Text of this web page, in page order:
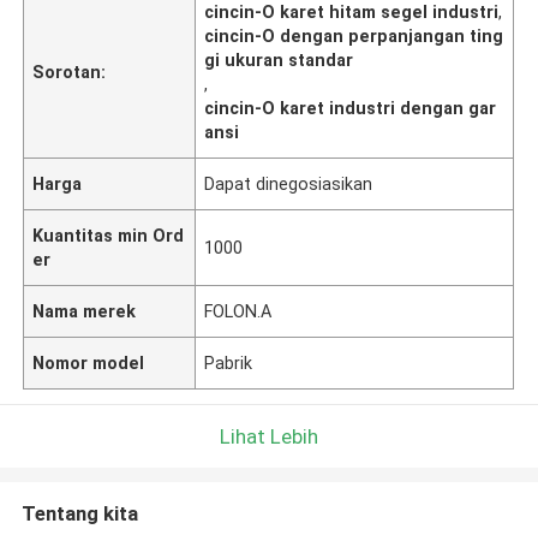
Sorotan:
cincin-O karet hitam segel industri,
cincin-O dengan perpanjangan ting
gi ukuran standar
,
cincin-O karet industri dengan gar
ansi
Harga Dapat dinegosiasikan
Kuantitas min Ord
er
1000
Nama merek FOLON.A
Nomor model Pabrik
Lihat Lebih
Tentang kita